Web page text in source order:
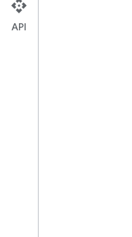
概要
API